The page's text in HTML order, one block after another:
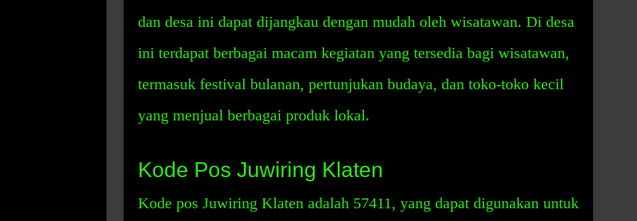
dan desa ini dapat dijangkau dengan mudah oleh wisatawan. Di desa
ini terdapat berbagai macam kegiatan yang tersedia bagi wisatawan,
termasuk festival bulanan, pertunjukan budaya, dan toko-toko kecil
yang menjual berbagai produk lokal.
Kode Pos Juwiring Klaten
Kode pos Juwiring Klaten adalah 57411, yang dapat digunakan untuk